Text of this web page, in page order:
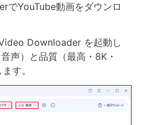
でYouTube動画をダウンロ
Downloader を起動し
声）と品質（最高・8K・
す。